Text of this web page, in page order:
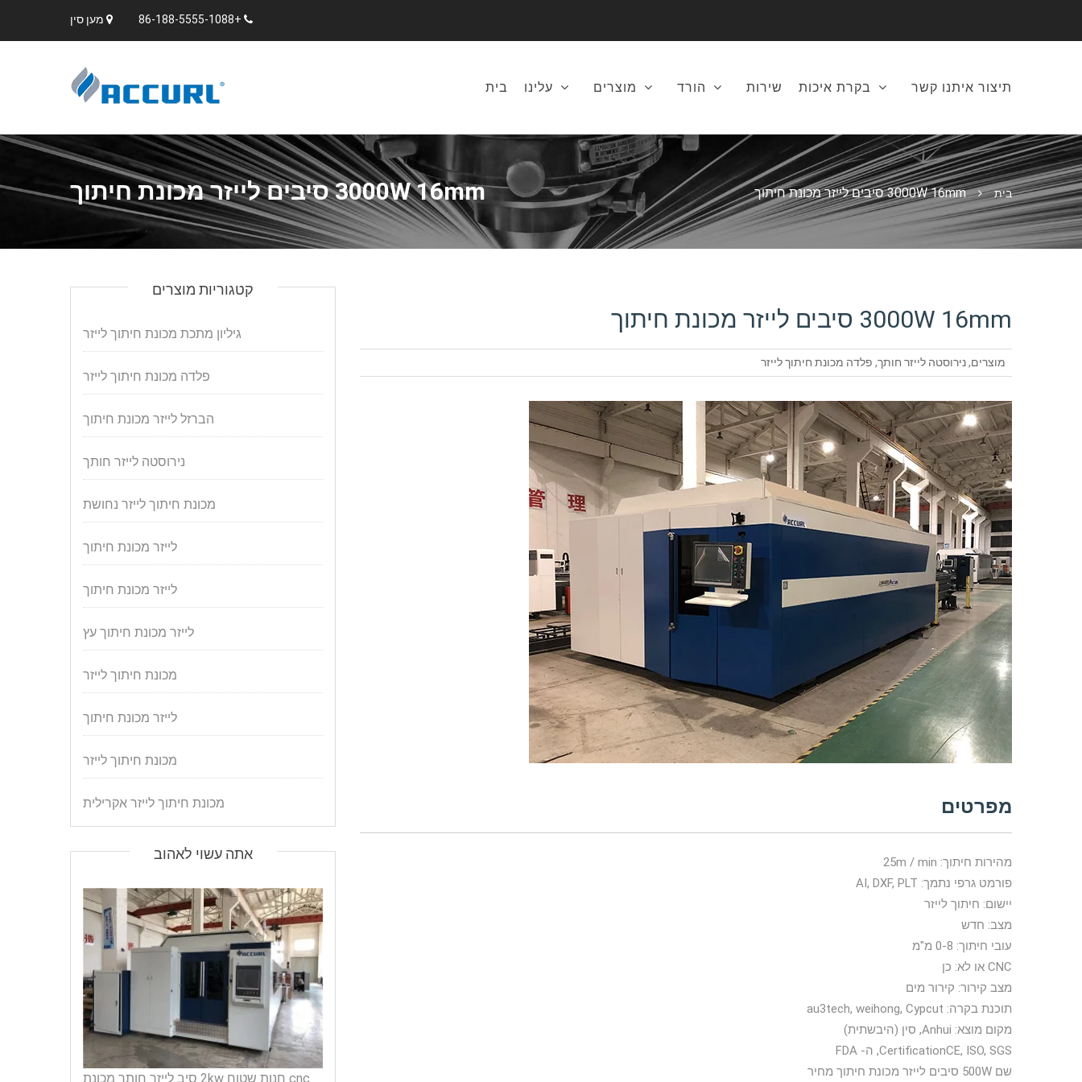
מען סין +86-188-5555-1088
בית עלינו מוצרים הורד שירות בקרת איכות תיצור איתנו קשר
3000W 16mm סיבים לייזר מכונת חיתוך בית 3000W 16mm סיבים לייזר מכונת חיתוך
3000W 16mm סיבים לייזר מכונת חיתוך
מוצרים,נירוסטה לייזר חותך, פלדה מכונת חיתוך לייזר
מפרטים
מהירות חיתוך: 25m / min
פורמט גרפי נתמך: AI, DXF, PLT
יישום: חיתוך לייזר
מצב: חדש
עובי חיתוך: 0-8 מ"מ
CNC או לא: כן
מצב קירור: קירור מים
תוכנת בקרה: au3tech, weihong, Cypcut
מקום מוצא: Anhui, סין (היבשתית)
CertificationCE, ISO, SGS, ה- FDA
שם 500W סיבים לייזר מכונת חיתוך מחיר
קטגוריות מוצרים
גיליון מתכת מכונת חיתוך לייזר
פלדה מכונת חיתוך לייזר
הברזל לייזר מכונת חיתוך
נירוסטה לייזר חותך
מכונת חיתוך לייזר נחושת
לייזר מכונת חיתוך
לייזר מכונת חיתוך
לייזר מכונת חיתוך עץ
מכונת חיתוך לייזר
לייזר מכונת חיתוך
מכונת חיתוך לייזר
מכונת חיתוך לייזר אקרילית
אתה עשוי לאהוב
cnc חנות שטוח 2kw סיב לייזר חותך מכונת